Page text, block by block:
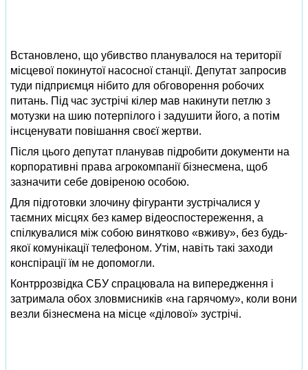
Встановлено, що убивство планувалося на території
місцевої покинутої насосної станції. Депутат запросив
туди підприємця нібито для обговорення робочих
питань. Під час зустрічі кілер мав накинути петлю з
мотузки на шию потерпілого і задушити його, а потім
інсценувати повішання своєї жертви.
Після цього депутат планував підробити документи на
корпоративні права агрокомпанії бізнесмена, щоб
зазначити себе довіреною особою.
Для підготовки злочину фігуранти зустрічалися у
таємних місцях без камер відеоспостереження, а
спілкувалися між собою винятково «вживу», без будь-
якої комунікації телефоном. Утім, навіть такі заходи
конспірації їм не допомогли.
Контррозвідка СБУ спрацювала на випередження і
затримала обох зловмисників «на гарячому», коли вони
везли бізнесмена на місце «ділової» зустрічі.